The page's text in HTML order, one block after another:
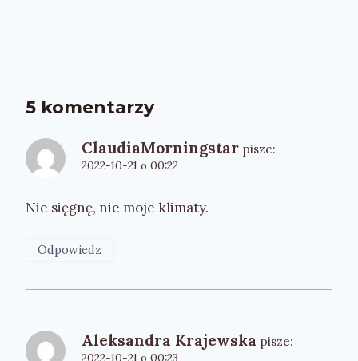
5 komentarzy
ClaudiaMorningstar pisze:
2022-10-21 o 00:22
Nie sięgnę, nie moje klimaty.
Odpowiedz
Aleksandra Krajewska pisze:
2022-10-21 o 00:23